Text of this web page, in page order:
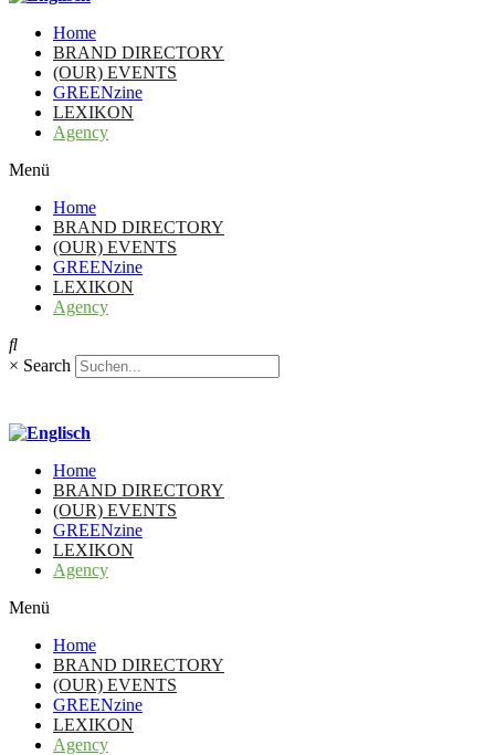
Home
BRAND DIRECTORY
(OUR) EVENTS
GREENzine
LEXIKON
Agency
Menü
Home
BRAND DIRECTORY
(OUR) EVENTS
GREENzine
LEXIKON
Agency
× Search
Home
BRAND DIRECTORY
(OUR) EVENTS
GREENzine
LEXIKON
Agency
Menü
Home
BRAND DIRECTORY
(OUR) EVENTS
GREENzine
LEXIKON
Agency